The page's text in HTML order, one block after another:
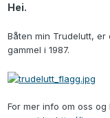
Hei.
Båten min Trudelutt,
gammel i 1987.
For mer info om oss